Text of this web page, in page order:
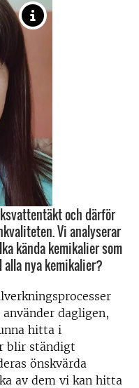
och därför
Vi analyserar
kända kemikalier som
nya kemikalier?
dagligen,
hitta i
blir ständigt
önskvärda
av dem vi kan hitta